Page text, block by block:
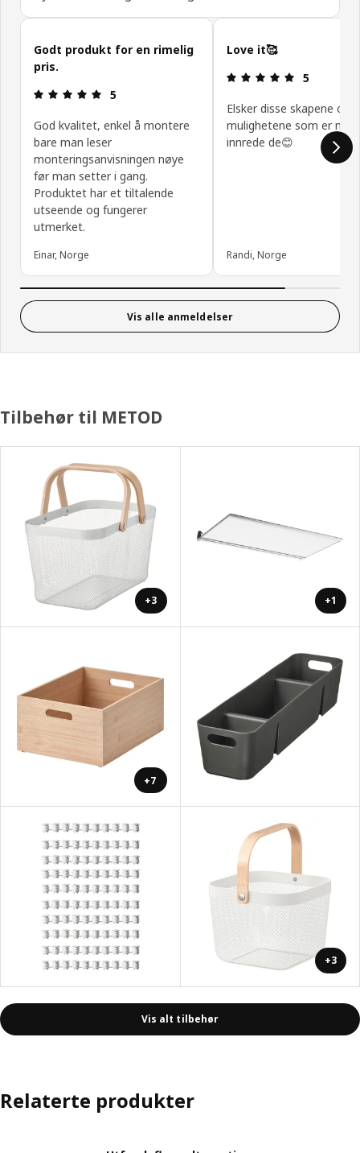
Hopp over kundeanmeldelser
Godt produkt for en rimelig
pris.
Produktomtale: 5 ingen kundevurdering 5
5
God kvalitet, enkel å montere
bare man leser
monteringsanvisningen nøye
før man setter i gang.
Produktet har et tiltalende
utseende og fungerer
utmerket.
Einar, Norge
Love it🥰
5
Elsker disse skapene og
mulighetene som er
innrede de😊
Randi, Norge
Vis alle anmeldelser
Tilbehør til METOD
+3 +1
+7
+3
Vis alt tilbehør
Relaterte produkter